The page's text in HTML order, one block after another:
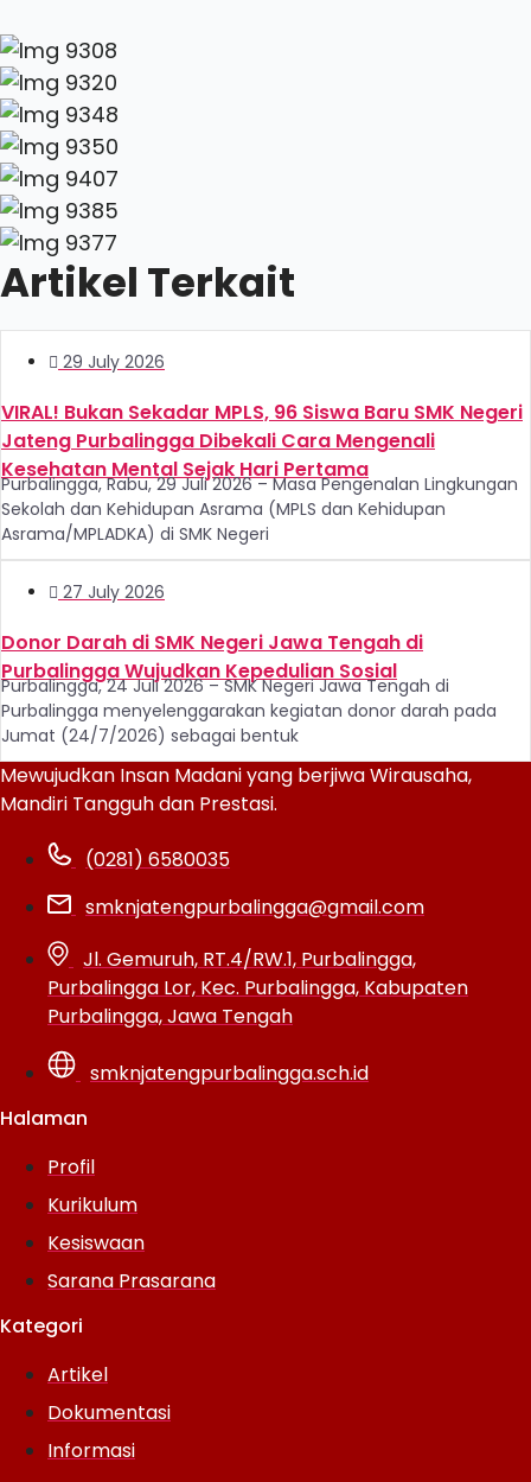
Artikel Terkait
29 July 2026
VIRAL! Bukan Sekadar MPLS, 96 Siswa Baru SMK Negeri
Jateng Purbalingga Dibekali Cara Mengenali
Kesehatan Mental Sejak Hari Pertama
Purbalingga, Rabu, 29 Juli 2026 – Masa Pengenalan Lingkungan
Sekolah dan Kehidupan Asrama (MPLS dan Kehidupan
Asrama/MPLADKA) di SMK Negeri
27 July 2026
Donor Darah di SMK Negeri Jawa Tengah di
Purbalingga Wujudkan Kepedulian Sosial
Purbalingga, 24 Juli 2026 – SMK Negeri Jawa Tengah di
Purbalingga menyelenggarakan kegiatan donor darah pada
Jumat (24/7/2026) sebagai bentuk
Mewujudkan Insan Madani yang berjiwa Wirausaha,
Mandiri Tangguh dan Prestasi.
(0281) 6580035
smknjatengpurbalingga@gmail.com
Jl. Gemuruh, RT.4/RW.1, Purbalingga,
Purbalingga Lor, Kec. Purbalingga, Kabupaten
Purbalingga, Jawa Tengah
smknjatengpurbalingga.sch.id
Halaman
Profil
Kurikulum
Kesiswaan
Sarana Prasarana
Kategori
Artikel
Dokumentasi
Informasi